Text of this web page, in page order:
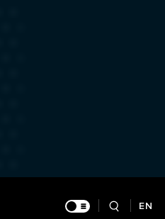
EN